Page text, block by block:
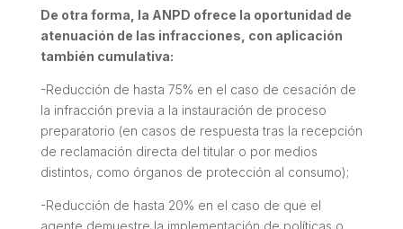
De otra forma, la ANPD ofrece la oportunidad de
atenuación de las infracciones, con aplicación
también cumulativa:
-Reducción de hasta 75% en el caso de cesación de
la infracción previa a la instauración de proceso
preparatorio (en casos de respuesta tras la recepción
de reclamación directa del titular o por medios
distintos, como órganos de protección al consumo);
-Reducción de hasta 20% en el caso de que el
agente demuestre la implementación de políticas o